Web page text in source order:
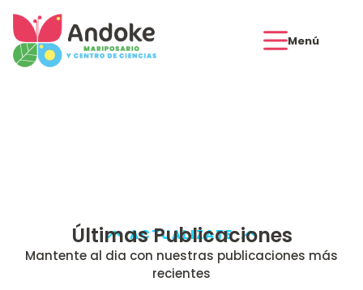
Menú
ACTUALIZATE
Últimas Publicaciones
Mantente al dia con nuestras publicaciones más
recientes